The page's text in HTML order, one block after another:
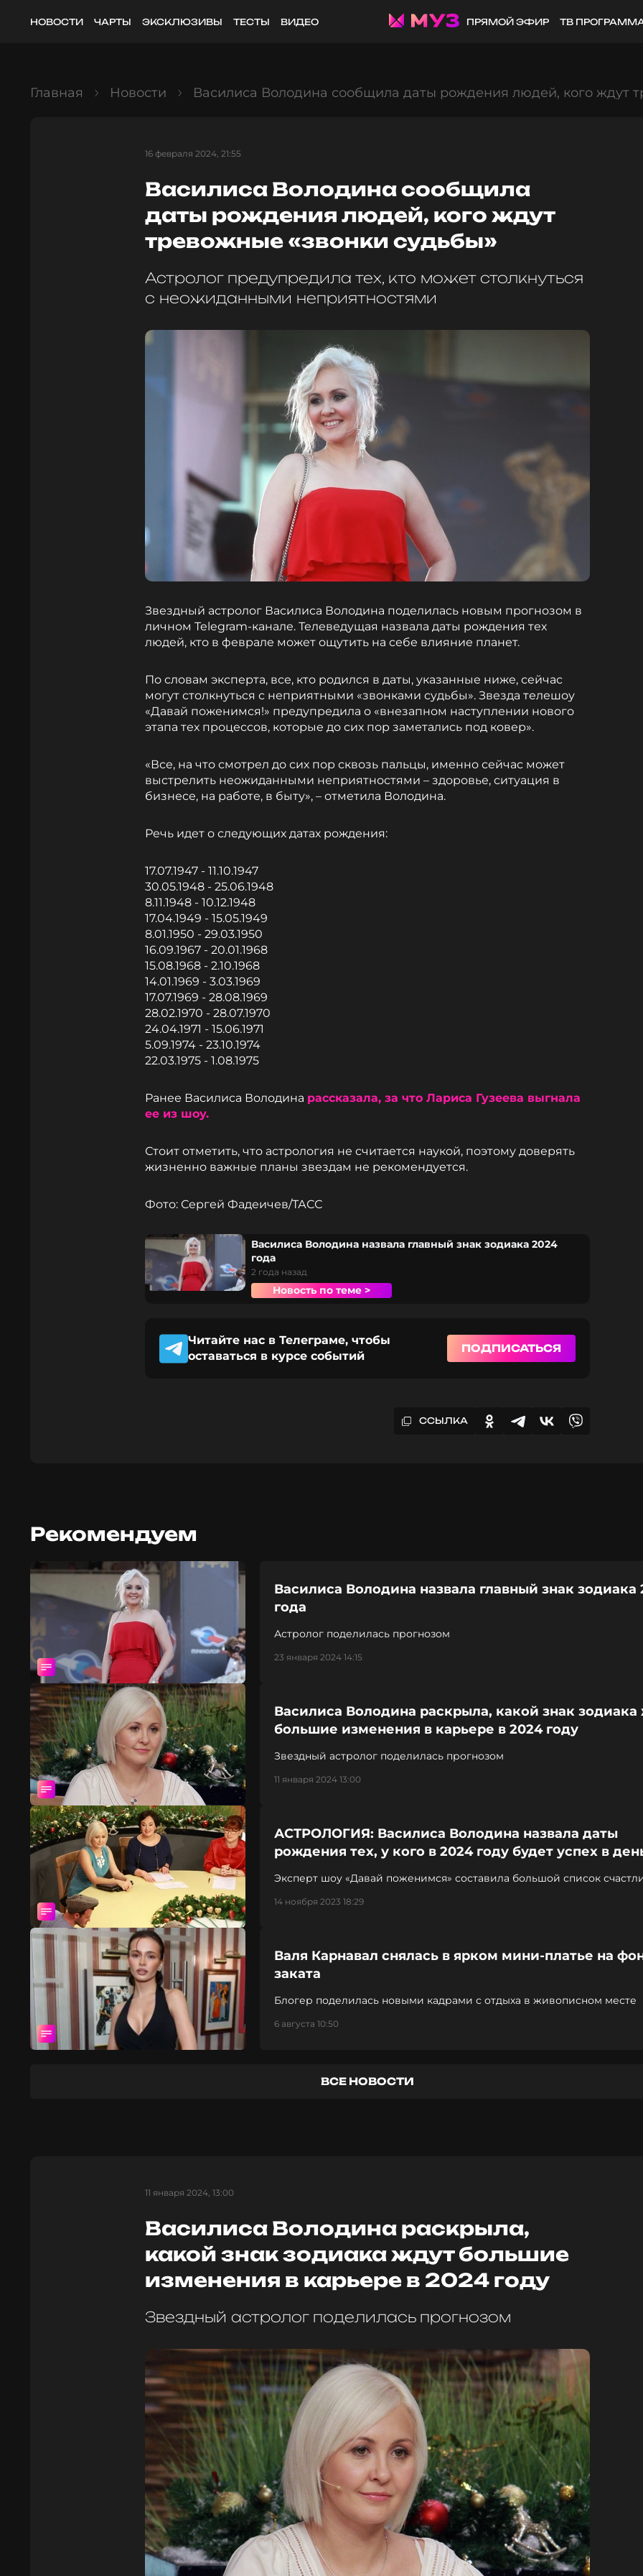
НОВОСТИ ЧАРТЫ ЭКСКЛЮЗИВЫ ТЕСТЫ ВИДЕО ПРЯМОЙ ЭФИР ТВ
Главная Новости Василиса Володина сообщила даты рождения людей, кого ждут
16 февраля 2024, 21:55
Василиса Володина сообщила
даты рождения людей, кого ждут
тревожные «звонки судьбы»
Астролог предупредила тех, кто может столкнуться
с неожиданными неприятностями
Звездный астролог Василиса Володина поделилась новым прогнозом в
личном Telegram-канале. Телеведущая назвала даты рождения тех
людей, кто в феврале может ощутить на себе влияние планет.
По словам эксперта, все, кто родился в даты, указанные ниже, сейчас
могут столкнуться с неприятными «звонками судьбы». Звезда телешоу
«Давай поженимся!» предупредила о «внезапном наступлении нового
этапа тех процессов, которые до сих пор заметались под ковер».
«Все, на что смотрел до сих пор сквозь пальцы, именно сейчас может
выстрелить неожиданными неприятностями – здоровье, ситуация в
бизнесе, на работе, в быту», – отметила Володина.
Речь идет о следующих датах рождения:
17.07.1947 - 11.10.1947
30.05.1948 - 25.06.1948
8.11.1948 - 10.12.1948
17.04.1949 - 15.05.1949
8.01.1950 - 29.03.1950
16.09.1967 - 20.01.1968
15.08.1968 - 2.10.1968
14.01.1969 - 3.03.1969
17.07.1969 - 28.08.1969
28.02.1970 - 28.07.1970
24.04.1971 - 15.06.1971
5.09.1974 - 23.10.1974
22.03.1975 - 1.08.1975
Ранее Василиса Володина рассказала, за что Лариса Гузеева выгнала
ее из шоу.
Стоит отметить, что астрология не считается наукой, поэтому доверять
жизненно важные планы звездам не рекомендуется.
Фото: Сергей Фадеичев/ТАСС
Василиса Володина назвала главный знак зодиака 2024
года
2 года назад
Новость по теме >
Читайте нас в Телеграме, чтобы
оставаться в курсе событий
ПОДПИСАТЬСЯ
ССЫЛКА
Рекомендуем
Василиса Володина назвала главный знак зодиака
года
Астролог поделилась прогнозом
23 января 2024 14:15
Василиса Володина раскрыла, какой знак зодиака
большие изменения в карьере в 2024 году
Звездный астролог поделилась прогнозом
11 января 2024 13:00
АСТРОЛОГИЯ: Василиса Володина назвала даты
рождения тех, у кого в 2024 году будет успех в
Эксперт шоу «Давай поженимся» составила большой список
14 ноября 2023 18:29
Валя Карнавал снялась в ярком мини-платье на
заката
Блогер поделилась новыми кадрами с отдыха в живописном месте
6 августа 10:50
ВСЕ НОВОСТИ
11 января 2024, 13:00
Василиса Володина раскрыла,
какой знак зодиака ждут большие
изменения в карьере в 2024 году
Звездный астролог поделилась прогнозом